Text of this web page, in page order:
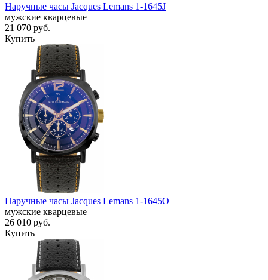
Наручные часы Jacques Lemans 1-1645J
мужские кварцевые
21 070 руб.
Купить
Наручные часы Jacques Lemans 1-1645O
мужские кварцевые
26 010 руб.
Купить